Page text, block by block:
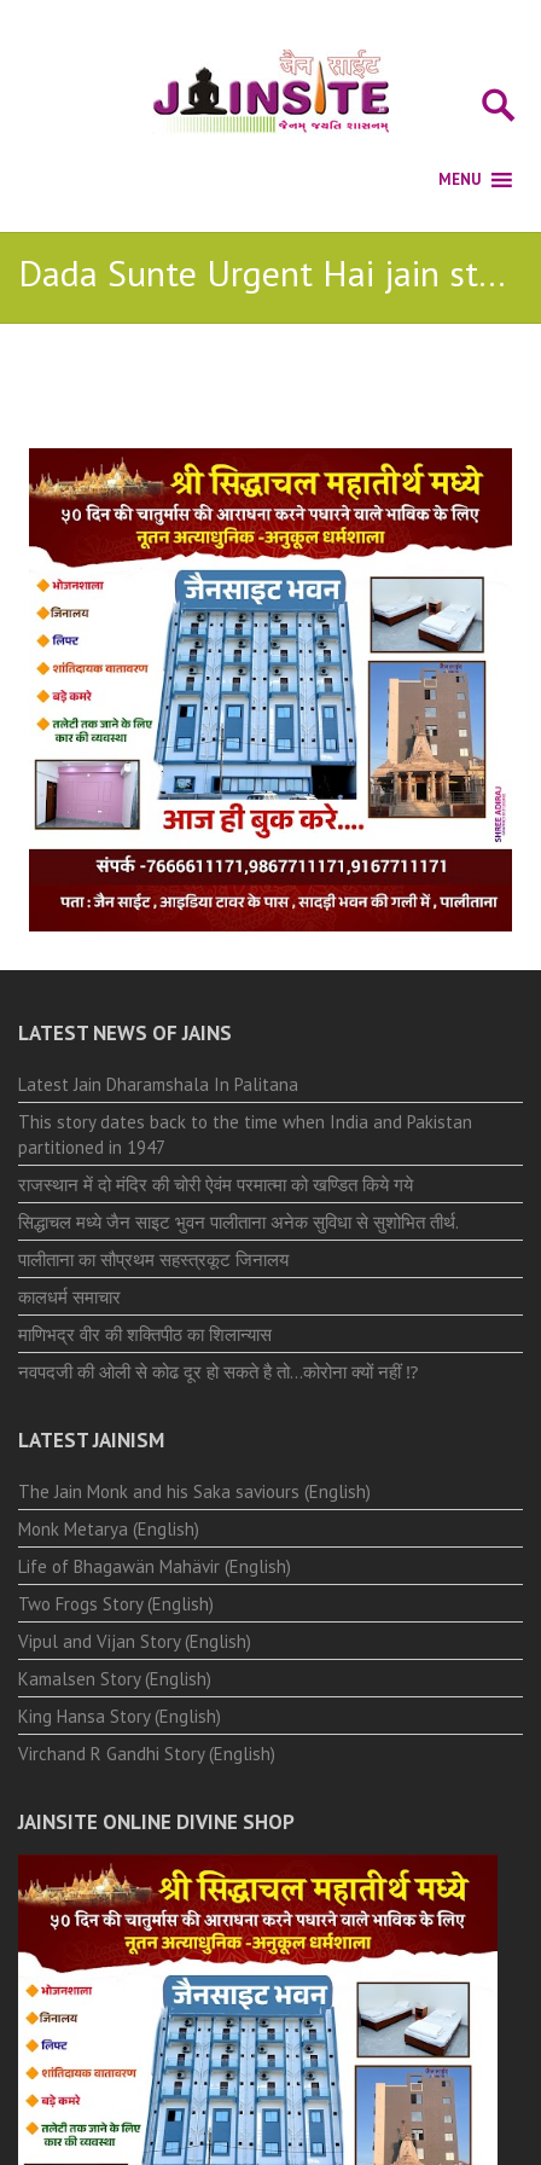
Dada Sunte Urgent Hai jain stavan
LATEST NEWS OF JAINS
Latest Jain Dharamshala In Palitana
This story dates back to the time when India and Pakistan
partitioned in 1947
राजस्थान में दो मंदिर की चोरी ऐवंम परमात्मा को खण्डित किये गये
सिद्धाचल मध्ये जैन साइट भुवन पालीताना अनेक सुविधा से सुशोभित तीर्थ.
पालीताना का सौप्रथम सहस्त्रकूट जिनालय
कालधर्म समाचार
माणिभद्र वीर की शक्तिपीठ का शिलान्यास
नवपदजी की ओली से कोढ दूर हो सकते है तो…कोरोना क्यों नहीं ⁉️
LATEST JAINISM
The Jain Monk and his Saka saviours (English)
Monk Metarya (English)
Life of Bhagawän Mahävir (English)
Two Frogs Story (English)
Vipul and Vijan Story (English)
Kamalsen Story (English)
King Hansa Story (English)
Virchand R Gandhi Story (English)
JAINSITE ONLINE DIVINE SHOP